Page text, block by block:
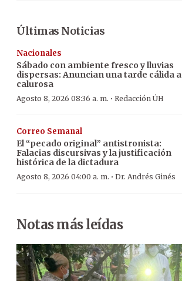
Últimas Noticias
Nacionales
Sábado con ambiente fresco y lluvias
dispersas: Anuncian una tarde cálida a
calurosa
Agosto 8, 2026 08:36 a. m. · Redacción ÚH
Correo Semanal
El “pecado original” antistronista:
Falacias discursivas y la justificación
histórica de la dictadura
Agosto 8, 2026 04:00 a. m. · Dr. Andrés Ginés
Notas más leídas